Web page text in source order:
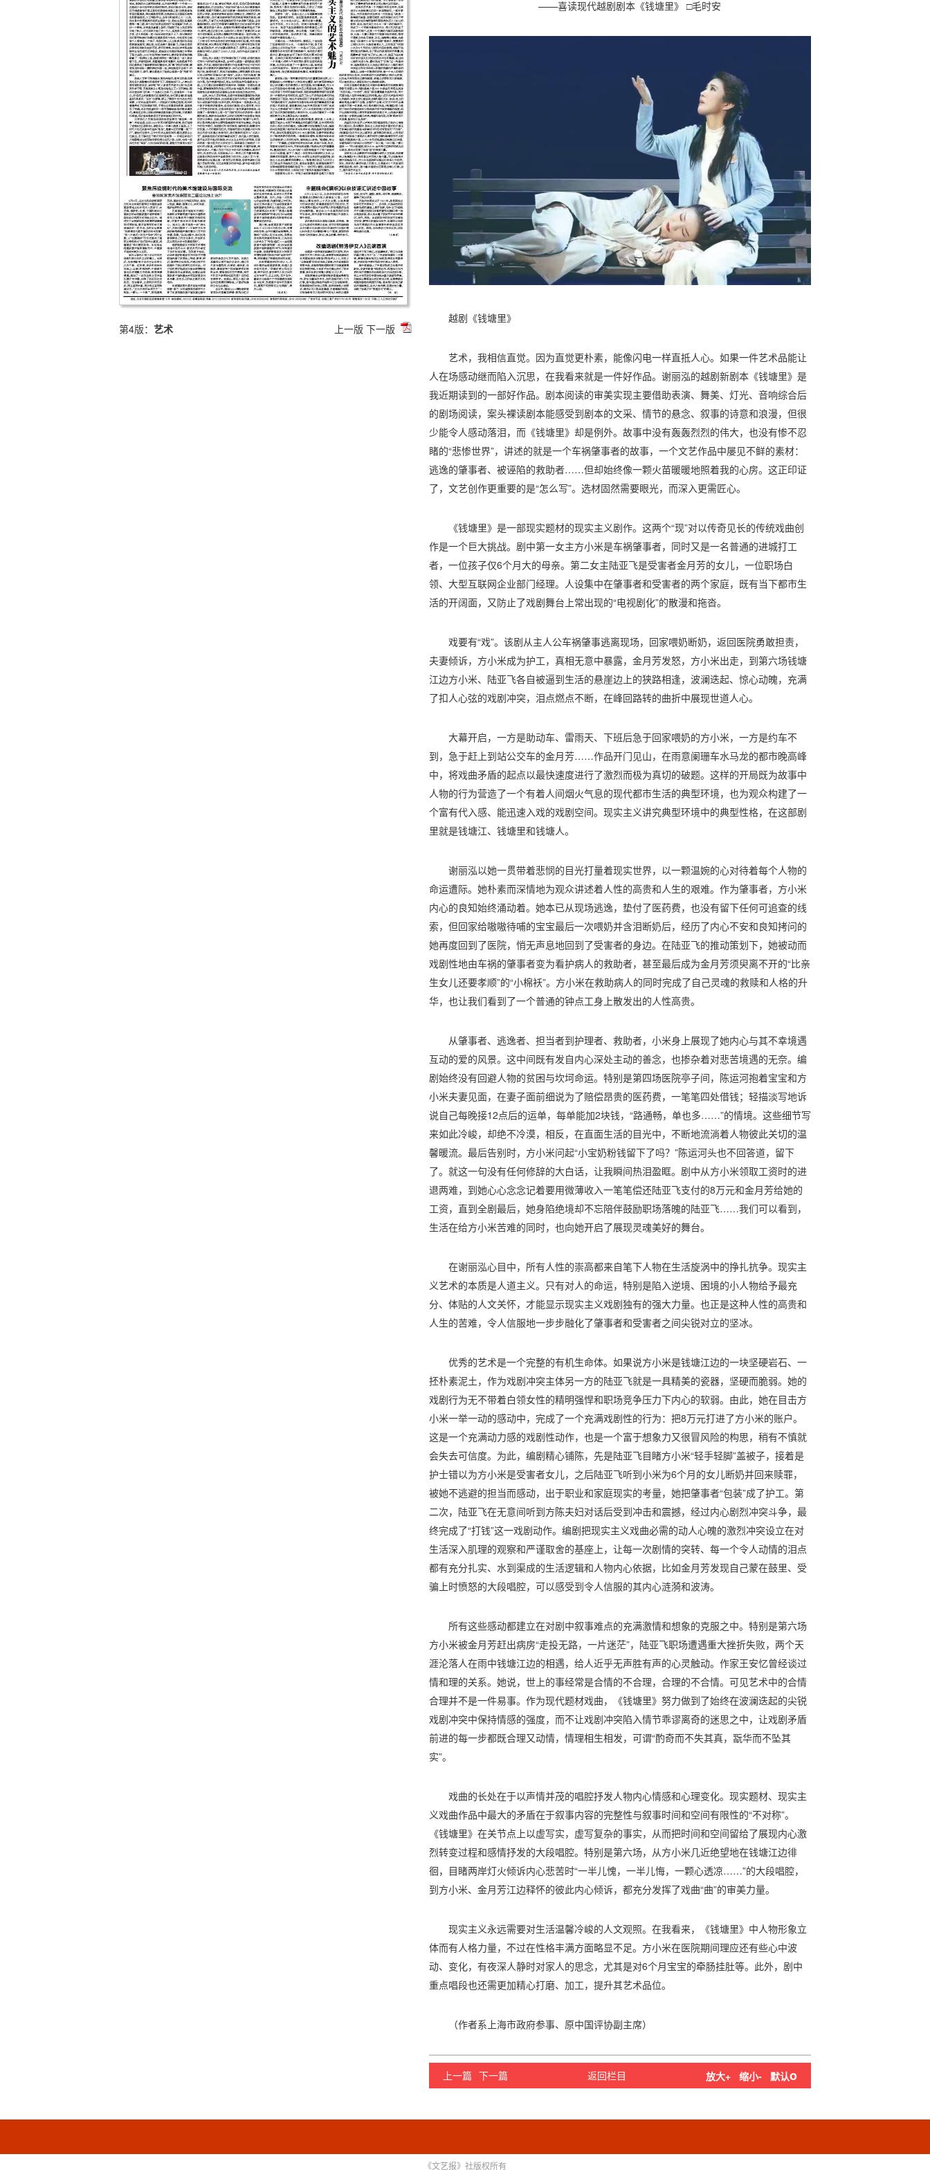
第4版： 艺术 上一版 下一版
——喜读现代越剧剧本《钱塘里》 □毛时安
越剧《钱塘里》
艺术，我相信直觉。因为直觉更朴素，能像闪电一样直抵人心。如果一件艺术品能让
人在场感动继而陷入沉思，在我看来就是一件好作品。谢丽泓的越剧新剧本《钱塘里》是
我近期读到的一部好作品。剧本阅读的审美实现主要借助表演、舞美、灯光、音响综合后
的剧场阅读，案头裸读剧本能感受到剧本的文采、情节的悬念、叙事的诗意和浪漫，但很
少能令人感动落泪，而《钱塘里》却是例外。故事中没有轰轰烈烈的伟大，也没有惨不忍
睹的“悲惨世界”，讲述的就是一个车祸肇事者的故事，一个文艺作品中屡见不鲜的素材：
逃逸的肇事者、被诬陷的救助者……但却始终像一颗火苗暖暖地照着我的心房。这正印证
了，文艺创作更重要的是“怎么写”。选材固然需要眼光，而深入更需匠心。
《钱塘里》是一部现实题材的现实主义剧作。这两个“现”对以传奇见长的传统戏曲创
作是一个巨大挑战。剧中第一女主方小米是车祸肇事者，同时又是一名普通的进城打工
者，一位孩子仅6个月大的母亲。第二女主陆亚飞是受害者金月芳的女儿，一位职场白
领、大型互联网企业部门经理。人设集中在肇事者和受害者的两个家庭，既有当下都市生
活的开阔面，又防止了戏剧舞台上常出现的“电视剧化”的散漫和拖沓。
戏要有“戏”。该剧从主人公车祸肇事逃离现场，回家喂奶断奶，返回医院勇敢担责，
夫妻倾诉，方小米成为护工，真相无意中暴露，金月芳发怒，方小米出走，到第六场钱塘
江边方小米、陆亚飞各自被逼到生活的悬崖边上的狭路相逢，波澜迭起、惊心动魄，充满
了扣人心弦的戏剧冲突，泪点燃点不断，在峰回路转的曲折中展现世道人心。
大幕开启，一方是助动车、雷雨天、下班后急于回家喂奶的方小米，一方是约车不
到，急于赶上到站公交车的金月芳……作品开门见山，在雨意阑珊车水马龙的都市晚高峰
中，将戏曲矛盾的起点以最快速度进行了激烈而极为真切的破题。这样的开局既为故事中
人物的行为营造了一个有着人间烟火气息的现代都市生活的典型环境，也为观众构建了一
个富有代入感、能迅速入戏的戏剧空间。现实主义讲究典型环境中的典型性格，在这部剧
里就是钱塘江、钱塘里和钱塘人。
谢丽泓以她一贯带着悲悯的目光打量着现实世界，以一颗温婉的心对待着每个人物的
命运遭际。她朴素而深情地为观众讲述着人性的高贵和人生的艰难。作为肇事者，方小米
内心的良知始终涌动着。她本已从现场逃逸，垫付了医药费，也没有留下任何可追查的线
索，但回家给嗷嗷待哺的宝宝最后一次喂奶并含泪断奶后，经历了内心不安和良知拷问的
她再度回到了医院，悄无声息地回到了受害者的身边。在陆亚飞的推动策划下，她被动而
戏剧性地由车祸的肇事者变为看护病人的救助者，甚至最后成为金月芳须臾离不开的“比亲
生女儿还要孝顺”的“小棉袄”。方小米在救助病人的同时完成了自己灵魂的救赎和人格的升
华，也让我们看到了一个普通的钟点工身上散发出的人性高贵。
从肇事者、逃逸者、担当者到护理者、救助者，小米身上展现了她内心与其不幸境遇
互动的爱的风景。这中间既有发自内心深处主动的善念，也掺杂着对悲苦境遇的无奈。编
剧始终没有回避人物的贫困与坎坷命运。特别是第四场医院亭子间，陈运河抱着宝宝和方
小米夫妻见面，在妻子面前细说为了赔偿昂贵的医药费，一笔笔四处借钱；轻描淡写地诉
说自己每晚接12点后的运单，每单能加2块钱，“路通畅，单也多……”的情境。这些细节写
来如此冷峻，却绝不冷漠，相反，在直面生活的目光中，不断地流淌着人物彼此关切的温
馨暖流。最后告别时，方小米问起“小宝奶粉钱留下了吗？”陈运河头也不回答道，留下
了。就这一句没有任何修辞的大白话，让我瞬间热泪盈眶。剧中从方小米领取工资时的进
退两难，到她心心念念记着要用微薄收入一笔笔偿还陆亚飞支付的8万元和金月芳给她的
工资，直到全剧最后，她身陷绝境却不忘陪伴鼓励职场落魄的陆亚飞……我们可以看到，
生活在给方小米苦难的同时，也向她开启了展现灵魂美好的舞台。
在谢丽泓心目中，所有人性的崇高都来自笔下人物在生活旋涡中的挣扎抗争。现实主
义艺术的本质是人道主义。只有对人的命运，特别是陷入逆境、困境的小人物给予最充
分、体贴的人文关怀，才能显示现实主义戏剧独有的强大力量。也正是这种人性的高贵和
人生的苦难，令人信服地一步步融化了肇事者和受害者之间尖锐对立的坚冰。
优秀的艺术是一个完整的有机生命体。如果说方小米是钱塘江边的一块坚硬岩石、一
抷朴素泥土，作为戏剧冲突主体另一方的陆亚飞就是一具精美的瓷器，坚硬而脆弱。她的
戏剧行为无不带着白领女性的精明强悍和职场竞争压力下内心的软弱。由此，她在目击方
小米一举一动的感动中，完成了一个充满戏剧性的行为：把8万元打进了方小米的账户。
这是一个充满动力感的戏剧性动作，也是一个富于想象力又很冒风险的构思，稍有不慎就
会失去可信度。为此，编剧精心铺陈，先是陆亚飞目睹方小米“轻手轻脚”盖被子，接着是
护士错以为方小米是受害者女儿，之后陆亚飞听到小米为6个月的女儿断奶并回来赎罪，
被她不逃避的担当而感动，出于职业和家庭现实的考量，她把肇事者“包装”成了护工。第
二次，陆亚飞在无意间听到方陈夫妇对话后受到冲击和震撼，经过内心剧烈冲突斗争，最
终完成了“打钱”这一戏剧动作。编剧把现实主义戏曲必需的动人心魄的激烈冲突设立在对
生活深入肌理的观察和严谨取舍的基座上，让每一次剧情的突转、每一个令人动情的泪点
都有充分扎实、水到渠成的生活逻辑和人物内心依据，比如金月芳发现自己蒙在鼓里、受
骗上时愤怒的大段唱腔，可以感受到令人信服的其内心涟漪和波涛。
所有这些感动都建立在对剧中叙事难点的充满激情和想象的克服之中。特别是第六场
方小米被金月芳赶出病房“走投无路，一片迷茫”，陆亚飞职场遭遇重大挫折失败，两个天
涯沦落人在雨中钱塘江边的相遇，给人近乎无声胜有声的心灵触动。作家王安忆曾经谈过
情和理的关系。她说，世上的事经常是合情的不合理，合理的不合情。可见艺术中的合情
合理并不是一件易事。作为现代题材戏曲，《钱塘里》努力做到了始终在波澜迭起的尖锐
戏剧冲突中保持情感的强度，而不让戏剧冲突陷入情节乖谬离奇的迷思之中，让戏剧矛盾
前进的每一步都既合理又动情，情理相生相发，可谓“酌奇而不失其真，翫华而不坠其
实”。
戏曲的长处在于以声情并茂的唱腔抒发人物内心情感和心理变化。现实题材、现实主
义戏曲作品中最大的矛盾在于叙事内容的完整性与叙事时间和空间有限性的“不对称”。
《钱塘里》在关节点上以虚写实，虚写复杂的事实，从而把时间和空间留给了展现内心激
烈转变过程和感情抒发的大段唱腔。特别是第六场，从方小米几近绝望地在钱塘江边徘
徊，目睹两岸灯火倾诉内心悲苦时“一半儿愧，一半儿悔，一颗心透凉……”的大段唱腔，
到方小米、金月芳江边释怀的彼此内心倾诉，都充分发挥了戏曲“曲”的审美力量。
现实主义永远需要对生活温馨冷峻的人文观照。在我看来，《钱塘里》中人物形象立
体而有人格力量，不过在性格丰满方面略显不足。方小米在医院期间理应还有些心中波
动、变化，有夜深人静时对家人的思念，尤其是对6个月宝宝的牵肠挂肚等。此外，剧中
重点唱段也还需更加精心打磨、加工，提升其艺术品位。
（作者系上海市政府参事、原中国评协副主席）
返回栏目
上一篇 下一篇 放大+ 缩小- 默认o
《文艺报》社版权所有